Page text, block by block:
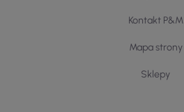
Kontakt P&M
Mapa strony
Sklepy